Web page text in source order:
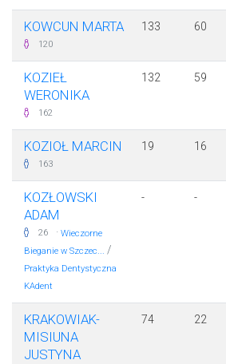
KOWCUN MARTA
120
133 60
KOZIEŁ
WERONIKA
162
132 59
KOZIOŁ MARCIN
163
19 16
KOZŁOWSKI
ADAM
26 · Wieczorne
Bieganie w Szczec... /
Praktyka Dentystyczna
KAdent
- -
KRAKOWIAK-
MISIUNA
JUSTYNA
74 22